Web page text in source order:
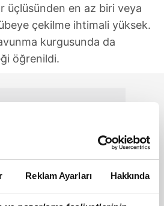
Reklam Ayarları Hakkında
üçlüsünden en az biri veya
çekilme ihtimali yüksek.
kurgusunda da
öğrenildi.